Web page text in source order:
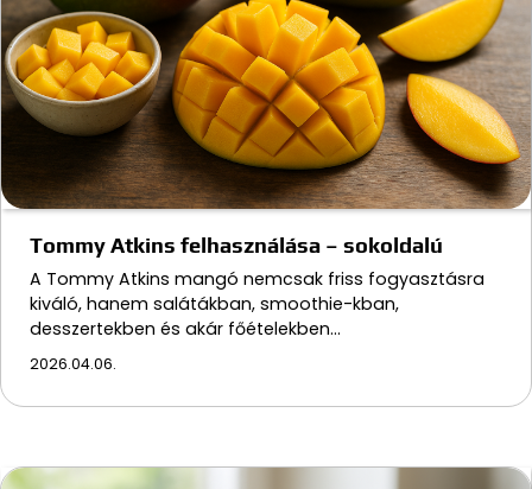
Tommy Atkins felhasználása – sokoldalú
A Tommy Atkins mangó nemcsak friss fogyasztásra
kiváló, hanem salátákban, smoothie-kban,
desszertekben és akár főételekben…
2026.04.06.